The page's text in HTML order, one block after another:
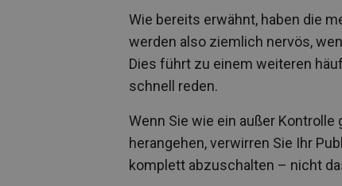
Wie bereits erwähnt, haben die
werden also ziemlich nervös,
Dies führt zu einem weiteren
schnell reden.
Wenn Sie wie ein außer
herangehen, verwirren Sie Ihr
komplett abzuschalten – nicht